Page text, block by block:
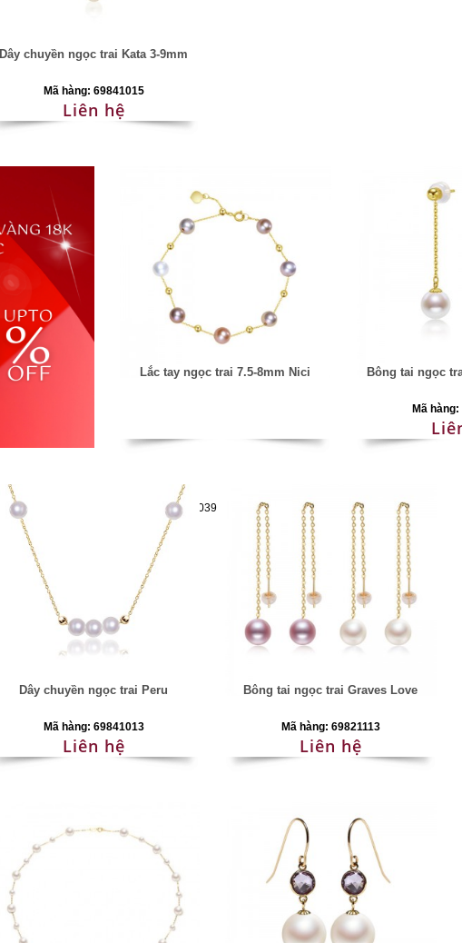
Dây chuyền ngọc trai Kata 3-9mm
Mã hàng: 69841015
Liên hệ
Lắc tay ngọc trai 7.5-8mm Nici
Mã hàng:69851039
Bông tai ngọc
Mã
Dây chuyền ngọc trai Peru
Mã hàng: 69841013
Liên hệ
Bông tai ngọc trai Graves Love
Mã hàng: 69821113
Liên hệ